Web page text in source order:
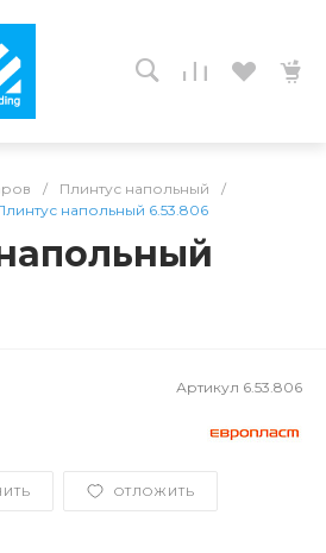
/ Плинтус напольный
/
напольный 6.53.806
Артикул 6.53.806
ОТЛОЖИТЬ